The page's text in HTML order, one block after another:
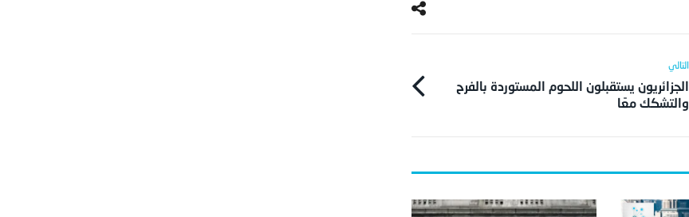
الجزائريون يستقبلون اللحوم المستوردة بالفرح
والتشكك معًا